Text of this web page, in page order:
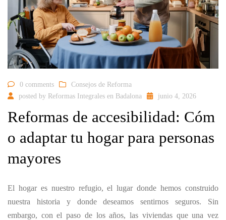
info@totconstruccionsryr.com
0 comments
Consejos de Reforma
posted by Reformas Integrales en Badalona junio 4, 2026
Reformas de accesibilidad: Cóm
o adaptar tu hogar para personas
mayores
El hogar es nuestro refugio, el lugar donde hemos construido
nuestra historia y donde deseamos sentirnos seguros. Sin
embargo, con el paso de los años, las viviendas que una vez